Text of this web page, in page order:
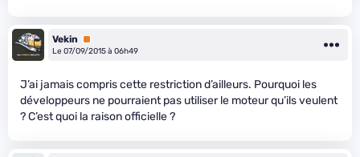
Vekin
Premium
Le 07/09/2015 à 06h49
J’ai jamais compris cette restriction d’ailleurs. Pourquoi les
développeurs ne pourraient pas utiliser le moteur qu’ils veulent
? C’est quoi la raison officielle ?